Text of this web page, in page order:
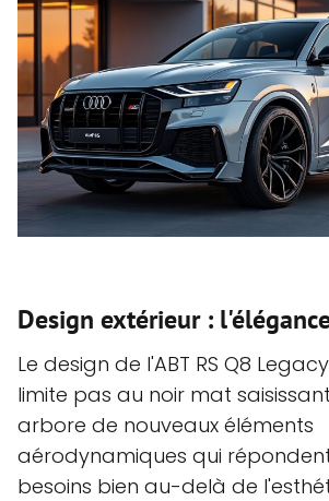
Design extérieur :
Le design de l'ABT RS Q8
limite pas au noir mat
arbore de nouveaux éléments
aérodynamiques qui
besoins bien au-delà de